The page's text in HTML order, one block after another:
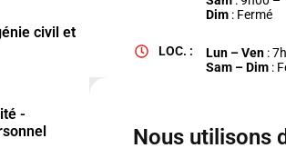
Nous utilisons
civil et
-
Dim : Fermé
LOC. : Lun – Ven :
Sam – Dim :